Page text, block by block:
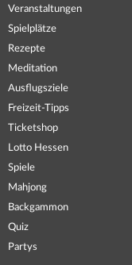
Veranstaltungen
Spielplätze
Rezepte
Meditation
Ausflugsziele
Freizeit-Tipps
Ticketshop
Lotto Hessen
Spiele
Mahjong
Backgammon
Quiz
Partys